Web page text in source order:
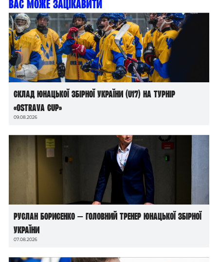
Вас може зацікавити
Склад юнацької збірної України (U17) на турнір
«Ostrava Cup»
09.08.2026
Руслан Борисенко — головний тренер юнацької збірної
України
07.08.2026